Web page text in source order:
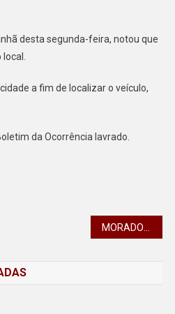
NA
desta segunda-feira, notou que
a fim de localizar o veículo,
da Ocorrência lavrado.